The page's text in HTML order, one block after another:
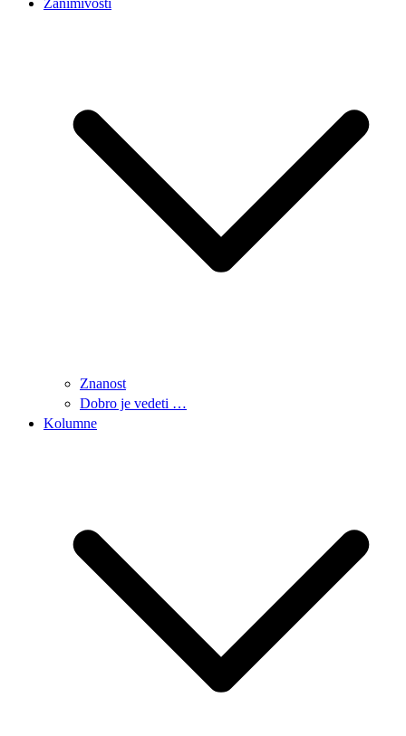
Zanimivosti
Znanost
Dobro je vedeti …
Kolumne